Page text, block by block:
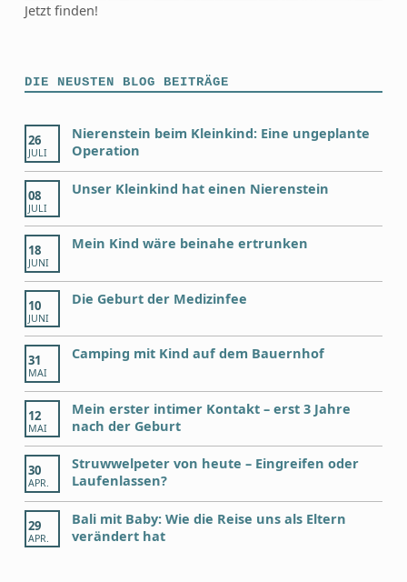
Jetzt finden!
DIE NEUSTEN BLOG BEITRÄGE
26
JULI
Nierenstein beim Kleinkind: Eine ungeplante
Operation
08
JULI
Unser Kleinkind hat einen Nierenstein
18
JUNI
Mein Kind wäre beinahe ertrunken
10
JUNI
Die Geburt der Medizinfee
31
MAI
Camping mit Kind auf dem Bauernhof
12
MAI
Mein erster intimer Kontakt – erst 3 Jahre
nach der Geburt
30
APR.
Struwwelpeter von heute – Eingreifen oder
Laufenlassen?
29
APR.
Bali mit Baby: Wie die Reise uns als Eltern
verändert hat